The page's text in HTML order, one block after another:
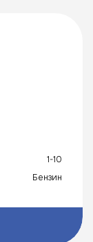
1-10
Бензин